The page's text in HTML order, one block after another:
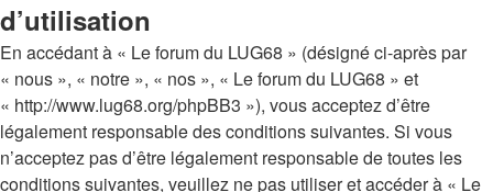
d’utilisation
En accédant à « Le forum du LUG68 » (désigné ci-après par
« nous », « notre », « nos », « Le forum du LUG68 » et
« http://www.lug68.org/phpBB3 »), vous acceptez d’être
légalement responsable des conditions suivantes. Si vous
n’acceptez pas d’être légalement responsable de toutes les
conditions suivantes, veuillez ne pas utiliser et accéder à « Le